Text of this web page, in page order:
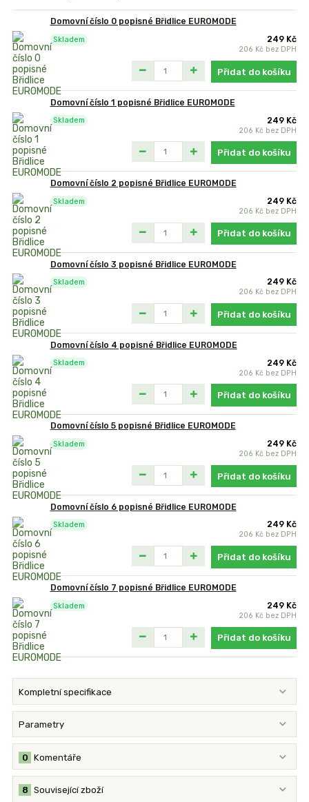
Domovní číslo 0 popisné Břidlice EUROMODE
249 Kč
206 Kč bez DPH
Skladem
Přidat do košíku
Domovní číslo 1 popisné Břidlice EUROMODE
249 Kč
206 Kč bez DPH
Skladem
Přidat do košíku
Domovní číslo 2 popisné Břidlice EUROMODE
249 Kč
206 Kč bez DPH
Skladem
Přidat do košíku
Domovní číslo 3 popisné Břidlice EUROMODE
249 Kč
206 Kč bez DPH
Skladem
Přidat do košíku
Domovní číslo 4 popisné Břidlice EUROMODE
249 Kč
206 Kč bez DPH
Skladem
Přidat do košíku
Domovní číslo 5 popisné Břidlice EUROMODE
249 Kč
206 Kč bez DPH
Skladem
Přidat do košíku
Domovní číslo 6 popisné Břidlice EUROMODE
249 Kč
206 Kč bez DPH
Skladem
Přidat do košíku
Domovní číslo 7 popisné Břidlice EUROMODE
249 Kč
206 Kč bez DPH
Skladem
Přidat do košíku
Kompletní specifikace
Parametry
Komentáře
0
Související zboží
8